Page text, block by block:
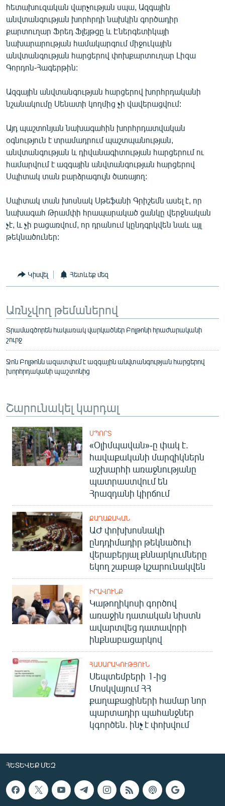
«Ազատության» բոլոր կայքերը
հետախուզական վարչության սպա, Ազգային
անվտանգության խորհրդի նախկին գործադիր
քարտուղար Ֆրեդ Ֆլեյթցը և Էներգետիկայի
նախարարության համակարգում միջուկային
անվտանգության հարցերով փոխքարտուղար Լիզա
Գորդոն-Հագերթին:
Ազգային անվտանգության հարցերով խորհրդականի
նշանակումը Սենատի կողմից չի վավերացվում:
Այդ պաշտոնյան նախագահին խորհրդատվական
օգնություն է տրամադրում պաշտպանության,
անվտանգության և դիվանագիտության հարցերում ու
համարվում է ազգային անվտանգության հարցերով
Սպիտակ տան բարձրագույն ծառայող:
Սպիտակ տան խոսնակ Սթեֆանի Գրիշեմն ասել է, որ
նախագահ Թրամփի հրապարակած ցանկը վերջնական
չէ, և չի բացառվում, որ դրանում կընդգրկվեն նաև այլ
թեկնածուներ:
Կիսվել Հետևեք մեզ
Առնչվող թեմաներով
Տրամագծորեն հակառակ վարկածներ Բոլթոնի հրաժարականի
շուրջ
Ջոն Բոլթոնն ազատվում է ազգային անվտանգության հարցերով
խորհրդականի պաշտոնից
Շարունակել կարդալ
ՍՊՈՐՏ
«Օլիմպավան»-ը փակ է.
հավաքականի մարզիկներն
աշխարհի առաջնությանը
պատրաստվում են
Հրազդանի կիրճում
ՔԱՂԱՔԱԿԱՆ
ԱԺ փոխխոսնակի
ընդդիմադիր թեկնածուի
վերաբերյալ քննարկումները
եկող շաբաթ կշարունակվեն
ԻՐԱՎՈՒՆՔ
Կաթողիկոսի գործով
առաջին դատական նիստն
ավարտվեց դատավորի
ինքնաբացարկով
ՀԱՍԱՐԱԿՈՒԹՅՈՒՆ
Սեպտեմբերի 1-ից
Մոսկվայում ՀՀ
քաղաքացիների համար նոր
պարտադիր պահանջներ
կգործեն. ինչ է փոխվում
ՀԵՏԵՎԵՔ ՄԵԶ